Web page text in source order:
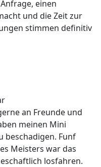
einen
und die Zeit zur
stimmen definitiv
an Freunde und
meinen Mini
beschadigen. Funf
Meisters war das
losfahren.